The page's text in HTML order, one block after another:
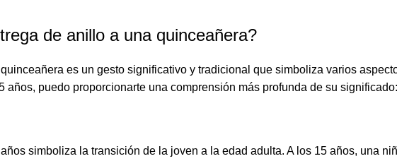
de anillo a una quinceañera?
es un gesto significativo y tradicional que simboliza varios
años, puedo proporcionarte una comprensión más profunda de su significado:
simboliza la transición de la joven a la edad adulta. A los 15 años, una